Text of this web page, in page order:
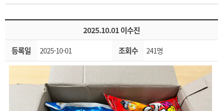
2025.10.01 이수진
등록일
2025-10-01 조회수 241명